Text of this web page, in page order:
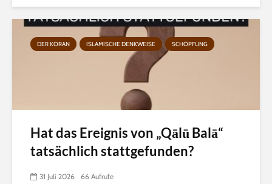
DER KORAN ISLAMISCHE DENKWEISE SCHÖPFUNG
Hat das Ereignis von „Qālū Balā“
tatsächlich stattgefunden?
31 Juli 2026 66 Aufrufe